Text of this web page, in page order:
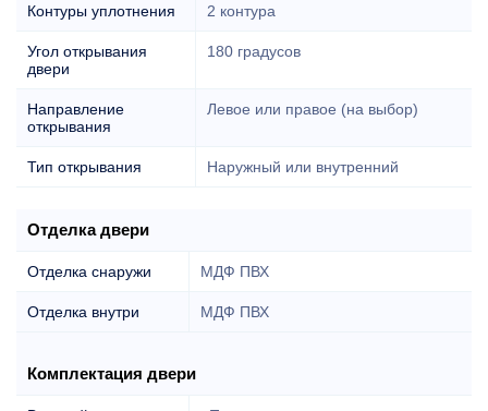
Контуры уплотнения 2 контура
Угол открывания
двери
180 градусов
Направление
открывания
Левое или правое (на выбор)
Тип открывания Наружный или внутренний
Отделка двери
Отделка снаружи МДФ ПВХ
Отделка внутри МДФ ПВХ
Комплектация двери